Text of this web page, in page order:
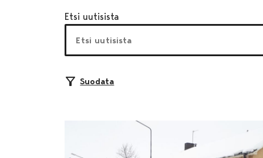
Etsi uutisista
Suodata